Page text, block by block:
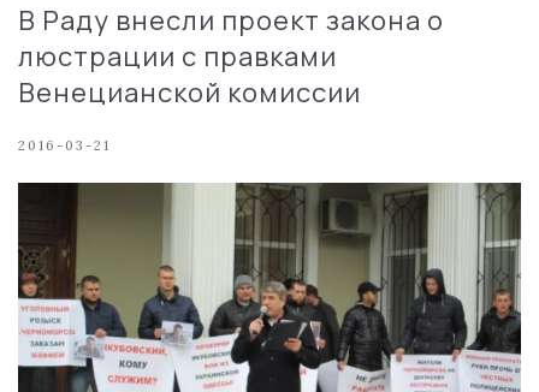
В Раду внесли проект закона о
люстрации с правками
Венецианской комиссии
2016-03-21